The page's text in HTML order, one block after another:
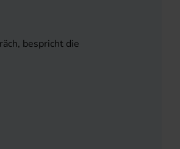
bespricht die